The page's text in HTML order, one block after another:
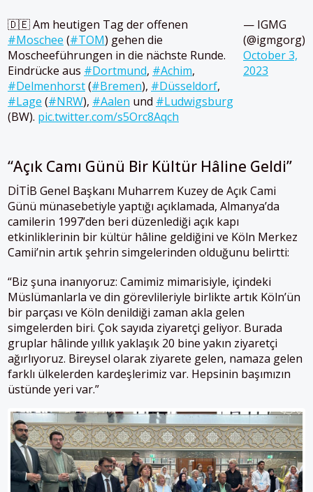
🇩🇪 Am heutigen Tag der offenen
#Moschee (#TOM) gehen die
Moscheeführungen in die nächste Runde.
Eindrücke aus #Dortmund, #Achim,
#Delmenhorst(#Bremen), #Düsseldorf,
#Lage (#NRW), #Aalen und #Ludwigsburg
(BW). pic.twitter.com/s5Orc8Aqch
— IGMG
(@igmgorg)
October 3,
2023
“Açık Camı Günü Bir Kültür Hâline Geldi”
DİTİB Genel Başkanı Muharrem Kuzey de Açık Cami
Günü münasebetiyle yaptığı açıklamada, Almanya’da
camilerin 1997’den beri düzenlediği açık kapı
etkinliklerinin bir kültür hâline geldiğini ve Köln Merkez
Camii’nin artık şehrin simgelerinden olduğunu belirtti:
“Biz şuna inanıyoruz: Camimiz mimarisiyle, içindeki
Müslümanlarla ve din görevlileriyle birlikte artık Köln’ün
bir parçası ve Köln denildiği zaman akla gelen
simgelerden biri. Çok sayıda ziyaretçi geliyor. Burada
gruplar hâlinde yıllık yaklaşık 20 bine yakın ziyaretçi
ağırlıyoruz. Bireysel olarak ziyarete gelen, namaza gelen
farklı ülkelerden kardeşlerimiz var. Hepsinin başımızın
üstünde yeri var.”